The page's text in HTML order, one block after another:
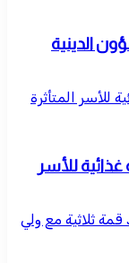
الدينية
(1000) سلة غذائية للأسر المتأثرة
يوزع (1000) سلة غذائية للأسر
قمة ثلاثية مع ولي